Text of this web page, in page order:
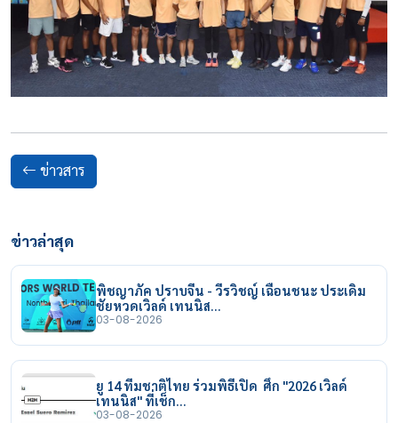
ข่าวสาร
ข่าวล่าสุด
พิชญาภัค ปราบจีน - วีรวิชญ์ เฉือนชนะ ประเดิม
ชัยหวดเวิลด์ เทนนิส…
03-08-2026
ยู 14 ทีมชาติไทย ร่วมพิธีเปิด ศึก "2026 เวิลด์
เทนนิส" ที่เช็ก…
03-08-2026